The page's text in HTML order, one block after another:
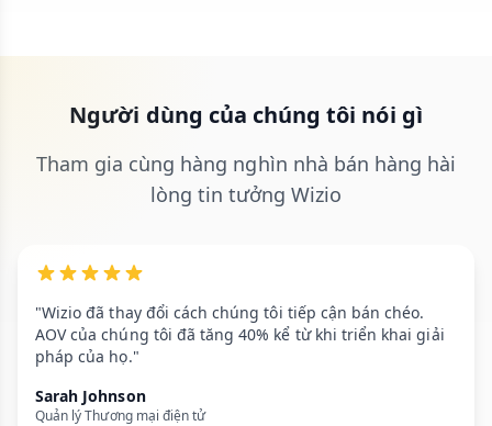
Người dùng của chúng tôi nói gì
Tham gia cùng hàng nghìn nhà bán hàng hài
lòng tin tưởng Wizio
"Wizio đã thay đổi cách chúng tôi tiếp cận bán chéo.
AOV của chúng tôi đã tăng 40% kể từ khi triển khai giải
pháp của họ."
Sarah Johnson
Quản lý Thương mại điện tử